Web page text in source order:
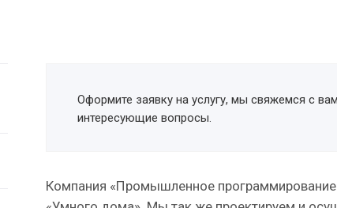
Оформите заявку на услугу, мы свяжемся с
интересующие вопросы.
Компания «Промышленное